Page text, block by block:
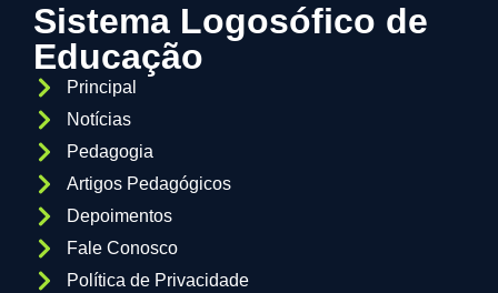
Sistema Logosófico de
Educação
Principal
Notícias
Pedagogia
Artigos Pedagógicos
Depoimentos
Fale Conosco
Política de Privacidade